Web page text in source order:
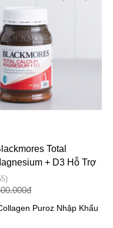
Total
+ D3 Hỗ Trợ
đ
Puroz Nhập Khẩu